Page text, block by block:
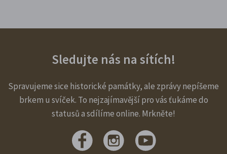
Sledujte nás na sítích!
Spravujeme sice historické památky, ale zprávy nepíšeme
brkem u svíček. To nejzajímavější pro vás ťukáme do
statusů a sdílíme online. Mrkněte!